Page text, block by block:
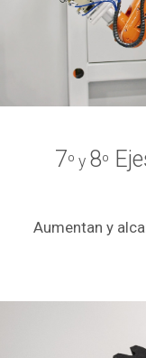
7º y 8º
Aumentan y